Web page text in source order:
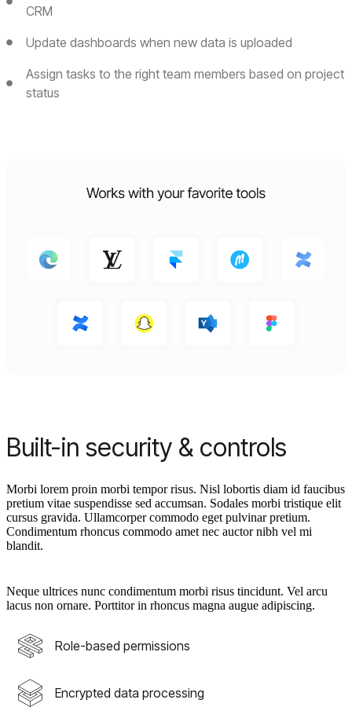
CRM
Update dashboards when new data is uploaded
Assign tasks to the right team members based on project
status
Built-in security & controls
Morbi lorem proin morbi tempor risus. Nisl lobortis diam id faucibus
pretium vitae suspendisse sed accumsan. Sodales morbi tristique elit
cursus gravida. Ullamcorper commodo eget pulvinar pretium.
Condimentum rhoncus commodo amet nec auctor nibh vel mi
blandit.
Neque ultrices nunc condimentum morbi risus tincidunt. Vel arcu
lacus non ornare. Porttitor in rhoncus magna augue adipiscing.
Role-based permissions
Encrypted data processing